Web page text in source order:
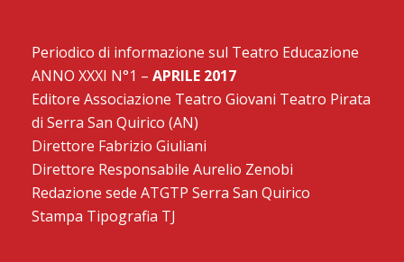
Periodico di informazione sul Teatro Educazione
ANNO XXXI N°1 – APRILE 2017
Editore Associazione Teatro Giovani Teatro Pirata
di Serra San Quirico (AN)
Direttore Fabrizio Giuliani
Direttore Responsabile Aurelio Zenobi
Redazione sede ATGTP Serra San Quirico
Stampa Tipografia TJ